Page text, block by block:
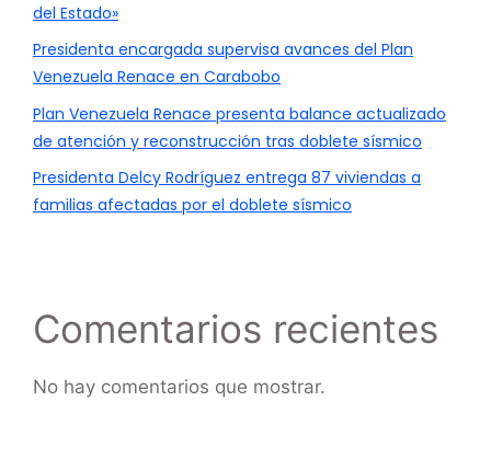
del Estado»
Presidenta encargada supervisa avances del Plan
Venezuela Renace en Carabobo
Plan Venezuela Renace presenta balance actualizado
de atención y reconstrucción tras doblete sísmico
Presidenta Delcy Rodríguez entrega 87 viviendas a
familias afectadas por el doblete sísmico
Comentarios recientes
No hay comentarios que mostrar.